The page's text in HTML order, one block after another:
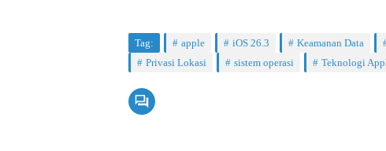
Tag: apple iOS 26.3 Keamanan Data
Privasi Lokasi
sistem operasi Teknologi